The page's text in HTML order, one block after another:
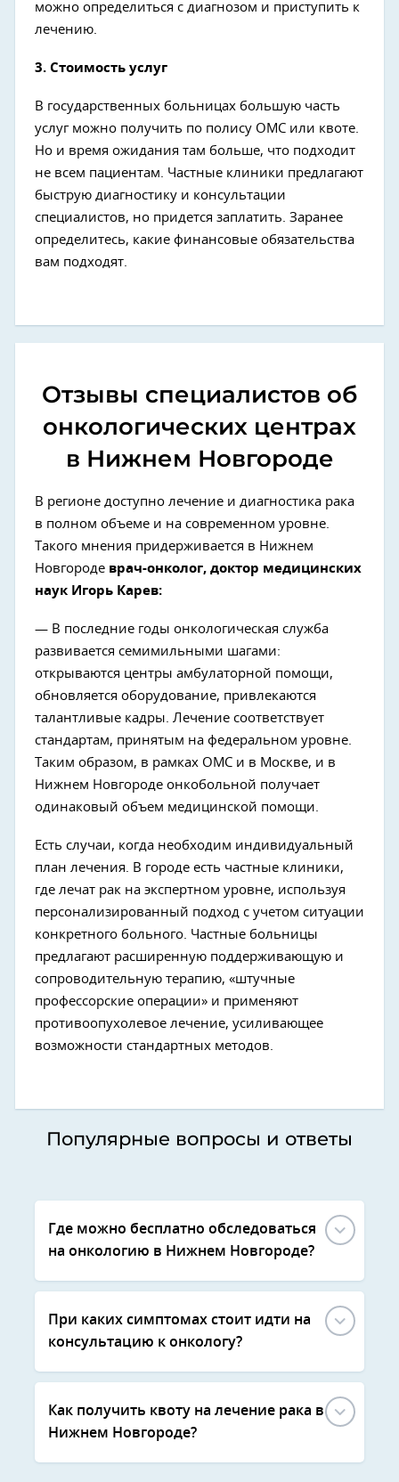
можно определиться с диагнозом и приступить к
лечению.
3. Стоимость услуг
В государственных больницах большую часть
услуг можно получить по полису ОМС или квоте.
Но и время ожидания там больше, что подходит
не всем пациентам. Частные клиники предлагают
быструю диагностику и консультации
специалистов, но придется заплатить. Заранее
определитесь, какие финансовые обязательства
вам подходят.
Отзывы специалистов об
онкологических центрах
в Нижнем Новгороде
В регионе доступно лечение и диагностика рака
в полном объеме и на современном уровне.
Такого мнения придерживается в Нижнем
Новгороде врач-онколог, доктор медицинских
наук Игорь Карев:
— В последние годы онкологическая служба
развивается семимильными шагами:
открываются центры амбулаторной помощи,
обновляется оборудование, привлекаются
талантливые кадры. Лечение соответствует
стандартам, принятым на федеральном уровне.
Таким образом, в рамках ОМС и в Москве, и в
Нижнем Новгороде онкобольной получает
одинаковый объем медицинской помощи.
Есть случаи, когда необходим индивидуальный
план лечения. В городе есть частные клиники,
где лечат рак на экспертном уровне, используя
персонализированный подход с учетом ситуации
конкретного больного. Частные больницы
предлагают расширенную поддерживающую и
сопроводительную терапию, «штучные
профессорские операции» и применяют
противоопухолевое лечение, усиливающее
возможности стандартных методов.
Популярные вопросы и ответы
Где можно бесплатно обследоваться
на онкологию в Нижнем Новгороде?
При каких симптомах стоит идти на
консультацию к онкологу?
Как получить квоту на лечение рака в
Нижнем Новгороде?